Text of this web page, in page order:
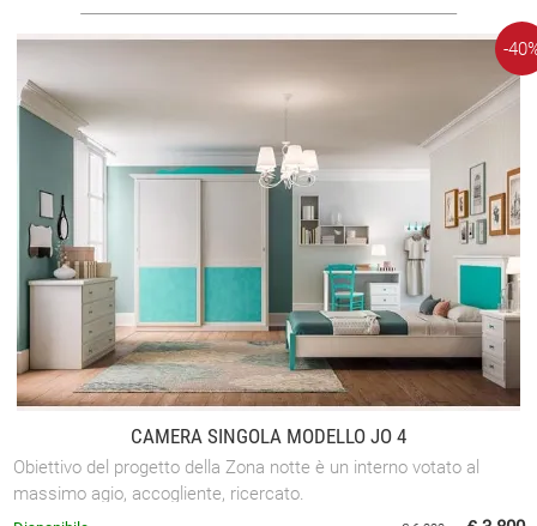
CAMERA SINGOLA MODELLO JO 4
Obiettivo del progetto della Zona notte è un interno votato al
massimo agio, accogliente, ricercato.
-